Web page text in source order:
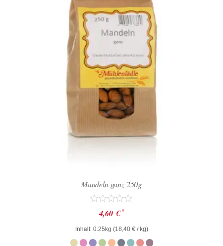
Mandeln ganz 250g
Bewertet
mit
0
von
5
4,60 € *
Inhalt: 0.25kg (18,40 €/ kg)